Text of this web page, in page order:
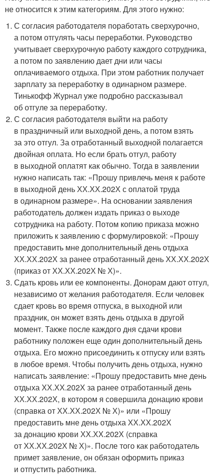
не относится к этим категориям. Для этого нужно:
С согласия работодателя поработать сверхурочно,
а потом отгулять часы переработки. Руководство
учитывает сверхурочную работу каждого сотрудника,
а потом по заявлению дает дни или часы
оплачиваемого отдыха. При этом работник получает
зарплату за переработку в одинарном размере.
Тинькофф Журнал уже подробно рассказывал
об отгуле за переработку.
С согласия работодателя выйти на работу
в праздничный или выходной день, а потом взять
за это отгул. За отработанный выходной полагается
двойная оплата. Но если брать отгул, работу
в выходной оплатят как обычно. Тогда в заявлении
нужно написать так: «Прошу привлечь меня к работе
в выходной день ХХ.ХХ.202Х с оплатой труда
в одинарном размере». На основании заявления
работодатель должен издать приказ о выходе
сотрудника на работу. Потом копию приказа можно
приложить к заявлению с формулировкой: «Прошу
предоставить мне дополнительный день отдыха
ХХ.ХХ.202Х за ранее отработанный день ХХ.ХХ.202Х
(приказ от ХХ.ХХ.202Х № Х)».
Сдать кровь или ее компоненты. Донорам дают отгул,
независимо от желания работодателя. Если человек
сдает кровь во время отпуска, в выходной или
праздник, он может взять день отдыха в другой
момент. Также после каждого дня сдачи крови
работнику положен еще один дополнительный день
отдыха. Его можно присоединить к отпуску или взять
в любое время. Чтобы получить день отдыха, нужно
написать заявление: «Прошу предоставить мне день
отдыха ХХ.ХХ.202Х за ранее отработанный день
ХХ.ХХ.202Х, в котором я совершила донацию крови
(справка от ХХ.ХХ.202Х № Х)» или «Прошу
предоставить мне день отдыха ХХ.ХХ.202Х
за донацию крови ХХ.ХХ.202Х (справка
от ХХ.ХХ.202Х № Х)». После того как работодатель
примет заявление, он обязан оформить приказ
и отпустить работника.